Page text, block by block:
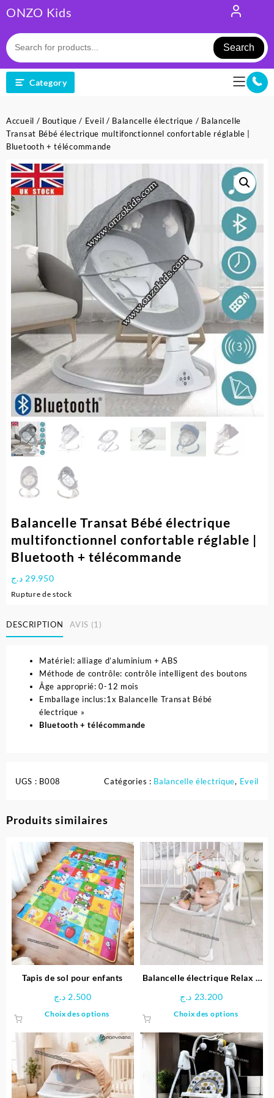
to
content
ONZO Kids
Search
Category
Accueil / Boutique / Eveil / Balancelle électrique / Balancelle
Transat Bébé électrique multifonctionnel confortable réglable |
Bluetooth + télécommande
Balancelle Transat Bébé électrique
multifonctionnel confortable réglable |
Bluetooth + télécommande
29.950 د.ج
Rupture de stock
DESCRIPTION AVIS (1)
Matériel: alliage d’aluminium + ABS
Méthode de contrôle: contrôle intelligent des boutons
Âge approprié: 0-12 mois
Emballage inclus:1x Balancelle Transat Bébé
électrique »
Bluetooth + télécommande
UGS : B008 Catégories : Balancelle électrique, Eveil
Produits similaires
Tapis de sol pour enfants
2.500 د.ج
Choix des options
a
plusieurs
variations.
Les
options
Balancelle électrique Relax –
23.200 د.ج
Choix des options
a
Les
options